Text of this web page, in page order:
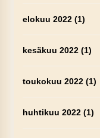
elokuu 2022(1)
kesäkuu 2022(1)
toukokuu 2022(1)
huhtikuu 2022(1)